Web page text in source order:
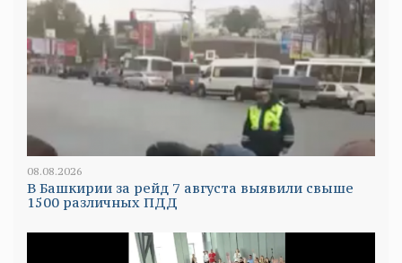
08.08.2026
В Башкирии за рейд 7 августа выявили свыше
1500 различных ПДД